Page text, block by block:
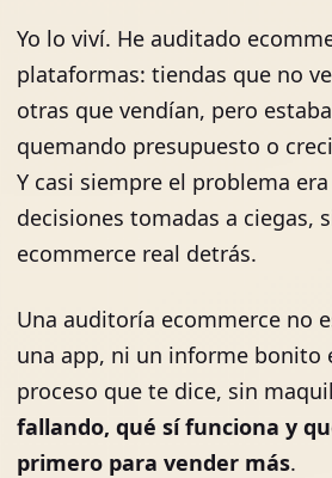
Yo lo viví. He auditado
plataformas: tiendas que no
otras que vendían, pero
quemando presupuesto o
Y casi siempre el problema
decisiones tomadas a ciegas,
ecommerce real detrás.
Una auditoría ecommerce no
una app, ni un informe bonito
proceso que te dice, sin
fallando, qué sí funciona y
primero para vender más.